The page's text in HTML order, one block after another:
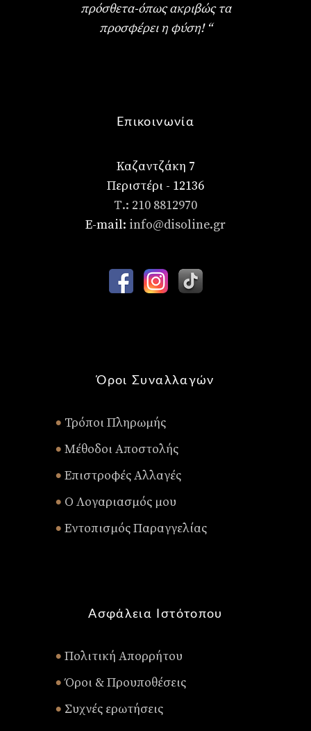
πρόσθετα-όπως ακριβώς τα
προσφέρει η φύση! “
Επικοινωνία
Καζαντζάκη 7
Περιστέρι - 12136
Τ.: 210 8812970
E-mail: info@disoline.gr
Όροι Συναλλαγών
• Τρόποι Πληρωμής
• Μέθοδοι Αποστολής
• Επιστροφές Αλλαγές
• Ο Λογαριασμός μου
• Εντοπισμός Παραγγελίας
Ασφάλεια Ιστότοπου
• Πολιτική Απορρήτου
• Όροι & Προυποθέσεις
• Συχνές ερωτήσεις